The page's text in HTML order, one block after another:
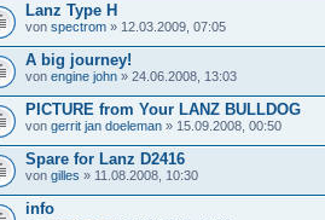
Lanz Type H
von spectrom » 12.03.2009, 07:05
A big journey!
von engine john » 24.06.2008, 13:03
PICTURE from Your LANZ BULLDOG
von gerrit jan doeleman » 15.09.2008, 00:50
Spare for Lanz D2416
von gilles » 11.08.2008, 10:30
info